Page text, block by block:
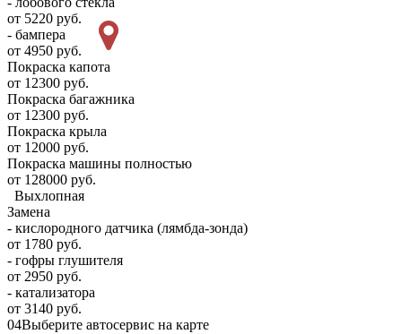
от 5220 руб.
- бампера
от 4950 руб.
Покраска капота
от 12300 руб.
Покраска багажника
от 12300 руб.
Покраска крыла
от 12000 руб.
Покраска машины полностью
от 128000 руб.
Выхлопная
Замена
- кислородного датчика (лямбда-зонда)
от 1780 руб.
- гофры глушителя
от 2950 руб.
- катализатора
от 3140 руб.
04Выберите автосервис на карте